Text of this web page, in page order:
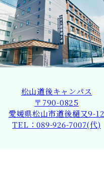
松山道後キャンパス
〒790-0825
愛媛県松山市道後樋又9-12
TEL：089-926-7007(代)